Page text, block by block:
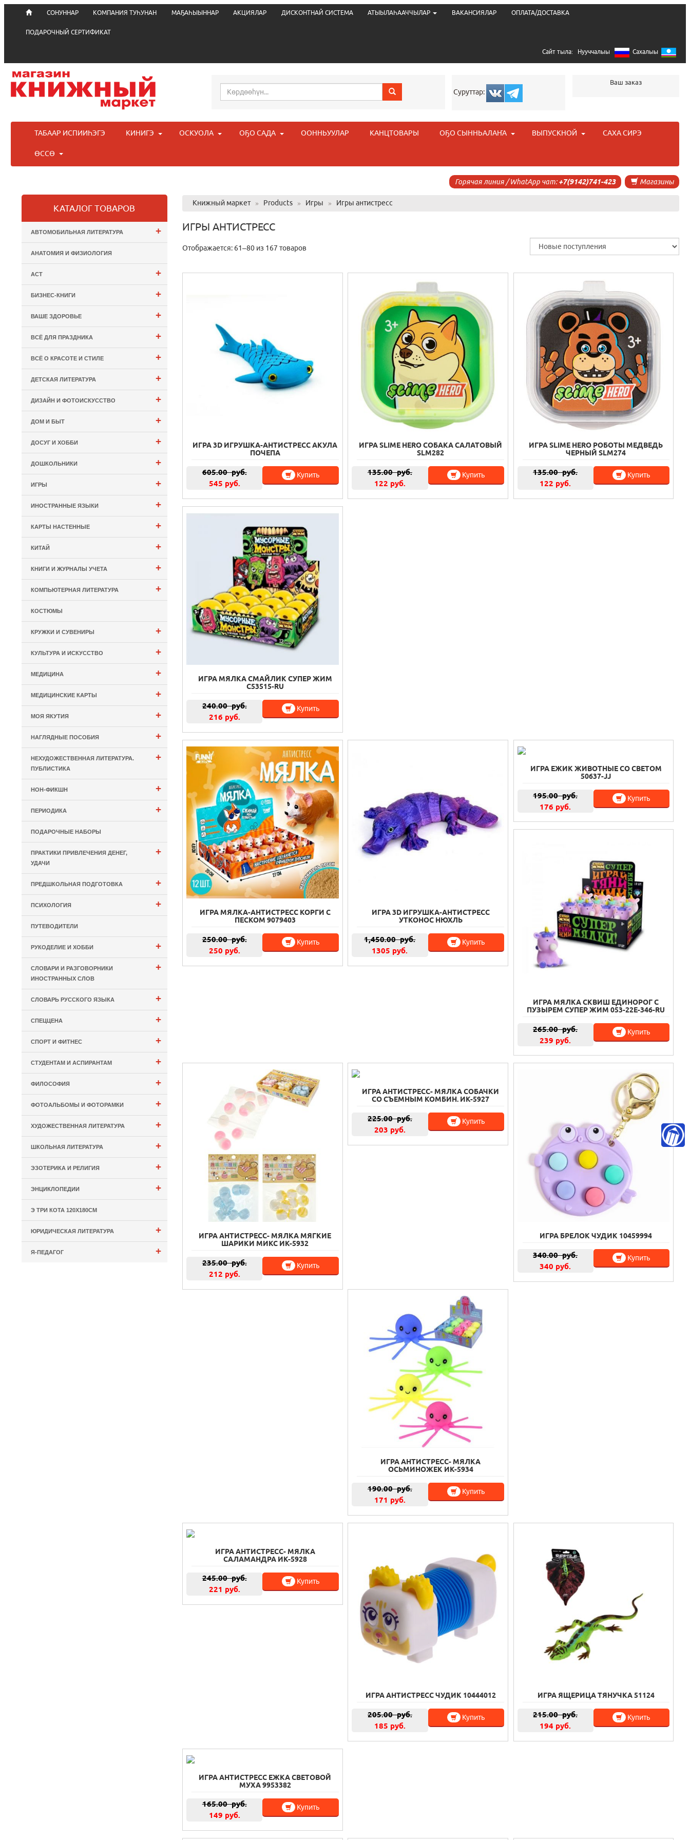
СОНУННАР КОМПАНИЯ ТУҺУНАН МАҔАҺЫЫННАР АКЦИЯЛАР ДИСКОНТНАЙ СИСТЕМА АТЫЫЛАҺААЧЧЫЛАР ВАКАНСИЯЛАР ОПЛАТА/ДОСТАВКА
ПОДАРОЧНЫЙ СЕРТИФИКАТ
Сайт тыла: Нууччалыы Сахалыы
Суруттар:
Ваш заказ
ТАБААР ИСПИИҺЭГЭ КИНИГЭ ОСКУОЛА ОҔО САДА ООННЬУУЛАР КАНЦТОВАРЫ ОҔО СЫННЬАЛАҤА ВЫПУСКНОЙ САХА СИРЭ
ӨССӨ
Магазины
Горячая линия / WhatApp чат:+7(9142)741-423
Книжный маркет » Products » Игры » Игры антистресс
ИГРЫ АНТИСТРЕСС
Отображается: 61–80 из 167 товаров
ИГРА 3D ИГРУШКА-АНТИСТРЕСС АКУЛА
ПОЧЕПА
605.00руб.
545 руб.
Купить
ИГРА SLIME HERO СОБАКА САЛАТОВЫЙ
SLM282
135.00руб.
122 руб.
Купить
ИГРА SLIME HERO РОБОТЫ МЕДВЕДЬ
ЧЕРНЫЙ SLM274
135.00руб.
122 руб.
Купить
ИГРА МЯЛКА СМАЙЛИК СУПЕР ЖИМ
C53515-RU
240.00руб.
216 руб.
Купить
ИГРА МЯЛКА-АНТИСТРЕСС КОРГИ С
ПЕСКОМ 9079403
250.00руб.
250 руб.
Купить
ИГРА 3D ИГРУШКА-АНТИСТРЕСС
УТКОНОС НЮХЛЬ
1,450.00руб.
1305 руб.
Купить
ИГРА ЕЖИК ЖИВОТНЫЕ СО СВЕТОМ
50637-JJ
195.00руб.
176 руб.
Купить
ИГРА МЯЛКА СКВИШ ЕДИНОРОГ С
ПУЗЫРЕМ СУПЕР ЖИМ 053-22E-346-RU
265.00руб.
239 руб.
Купить
ИГРА АНТИСТРЕСС- МЯЛКА МЯГКИЕ
ШАРИКИ МИКС ИК-5932
235.00руб.
212 руб.
Купить
ИГРА АНТИСТРЕСС- МЯЛКА СОБАЧКИ
СО СЪЕМНЫМ КОМБИН. ИК-5927
225.00руб.
203 руб.
Купить
ИГРА БРЕЛОК ЧУДИК 10459994
340.00руб.
340 руб.
Купить
ИГРА АНТИСТРЕСС- МЯЛКА
ОСЬМИНОЖЕК ИК-5934
190.00руб.
171 руб.
Купить
ИГРА АНТИСТРЕСС- МЯЛКА
САЛАМАНДРА ИК-5928
245.00руб.
221 руб.
Купить
ИГРА АНТИСТРЕСС ЧУДИК 10444012
205.00руб.
185 руб.
Купить
ИГРА ЯЩЕРИЦА ТЯНУЧКА 51124
215.00руб.
194 руб.
Купить
ИГРА АНТИСТРЕСС ЕЖКА СВЕТОВОЙ
МУХА 9953382
165.00руб.
149 руб.
Купить
КАТАЛОГ ТОВАРОВ
+
АВТОМОБИЛЬНАЯ ЛИТЕРАТУРА
АНАТОМИЯ И ФИЗИОЛОГИЯ
+
АСТ
+
БИЗНЕС-КНИГИ
+
ВАШЕ ЗДОРОВЬЕ
+
ВСЁ ДЛЯ ПРАЗДНИКА
+
ВСЁ О КРАСОТЕ И СТИЛЕ
+
ДЕТСКАЯ ЛИТЕРАТУРА
+
ДИЗАЙН И ФОТОИСКУССТВО
+
ДОМ И БЫТ
+
ДОСУГ И ХОББИ
+
ДОШКОЛЬНИКИ
+
ИГРЫ
+
ИНОСТРАННЫЕ ЯЗЫКИ
+
КАРТЫ НАСТЕННЫЕ
+
КИТАЙ
+
КНИГИ И ЖУРНАЛЫ УЧЕТА
+
КОМПЬЮТЕРНАЯ ЛИТЕРАТУРА
КОСТЮМЫ
+
КРУЖКИ И СУВЕНИРЫ
+
КУЛЬТУРА И ИСКУССТВО
+
МЕДИЦИНА
+
МЕДИЦИНСКИЕ КАРТЫ
+
МОЯ ЯКУТИЯ
+
НАГЛЯДНЫЕ ПОСОБИЯ
+
НЕХУДОЖЕСТВЕННАЯ ЛИТЕРАТУРА.
ПУБЛИСТИКА
+
НОН-ФИКШН
+
ПЕРИОДИКА
ПОДАРОЧНЫЕ НАБОРЫ
+
ПРАКТИКИ ПРИВЛЕЧЕНИЯ ДЕНЕГ,
УДАЧИ
+
ПРЕДШКОЛЬНАЯ ПОДГОТОВКА
+
ПСИХОЛОГИЯ
ПУТЕВОДИТЕЛИ
+
РУКОДЕЛИЕ И ХОББИ
+
СЛОВАРИ И РАЗГОВОРНИКИ
ИНОСТРАННЫХ СЛОВ
+
СЛОВАРЬ РУССКОГО ЯЗЫКА
+
СПЕЦЦЕНА
+
СПОРТ И ФИТНЕС
+
СТУДЕНТАМ И АСПИРАНТАМ
+
ФИЛОСОФИЯ
+
ФОТОАЛЬБОМЫ И ФОТОРАМКИ
+
ХУДОЖЕСТВЕННАЯ ЛИТЕРАТУРА
+
ШКОЛЬНАЯ ЛИТЕРАТУРА
+
ЭЗОТЕРИКА И РЕЛИГИЯ
+
ЭНЦИКЛОПЕДИИ
Э ТРИ КОТА 120Х180СМ
+
ЮРИДИЧЕСКАЯ ЛИТЕРАТУРА
+
Я-ПЕДАГОГ